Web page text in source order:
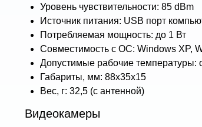
Уровень чувствительности: 85 dBm
Источник питания: USB порт
Потребляемая мощность: до 1 Вт
Совместимость с ОС: Windows XP,
Допустимые рабочие температуры:
Габариты, мм: 88х35х15
Вес, г: 32,5 (с антенной)
Видеокамеры